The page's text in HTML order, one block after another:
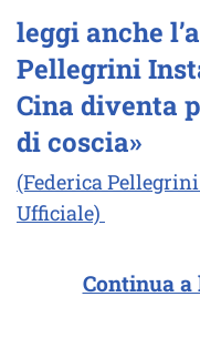
leggi anche
Pellegrini
Cina diventa
di coscia»
(Federica
Ufficiale)
Continua a